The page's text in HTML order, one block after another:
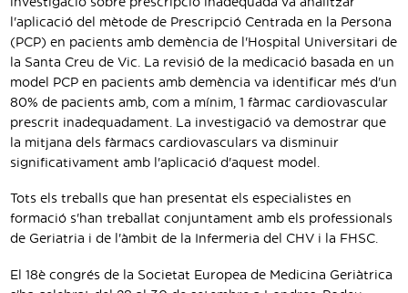
l'aplicació del mètode de Prescripció Centrada en la Persona
(PCP) en pacients amb demència de l'Hospital Universitari de
la Santa Creu de Vic. La revisió de la medicació basada en un
model PCP en pacients amb demència va identificar més d'un
80% de pacients amb, com a mínim, 1 fàrmac cardiovascular
prescrit inadequadament. La investigació va demostrar que
la mitjana dels fàrmacs cardiovasculars va disminuir
significativament amb l'aplicació d'aquest model.
Tots els treballs que han presentat els especialistes en
formació s'han treballat conjuntament amb els professionals
de Geriatria i de l'àmbit de la Infermeria del CHV i la FHSC.
El 18è congrés de la Societat Europea de Medicina Geriàtrica